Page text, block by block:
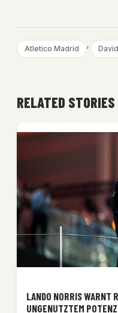
Atletico Madrid ,
RELATED STORIES
LANDO NORRIS WARNT
UNGENUTZTEM